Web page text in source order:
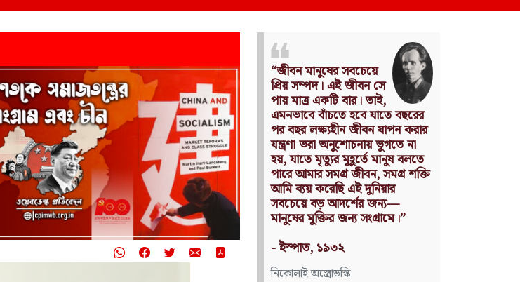
Nothing can have value
without being an object of
utility.
Source: Das Kapital
(Volume I, Chapter 1)
কার্ল মার্কস